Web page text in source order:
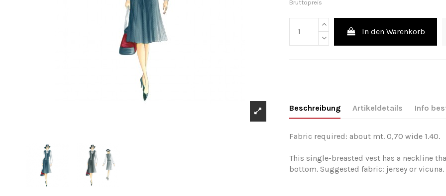
Bruttopreis
In den Warenkorb
Beschreibung Artikeldetails Info
Fabric required: about mt. 0,70 wide 1.40.
This single-breasted vest has a neckline
bottom. Suggested fabric: jersey or